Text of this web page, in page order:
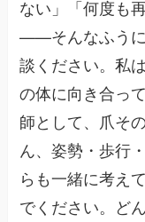
ない」「何度も
——そんなふうに
談ください。私
の体に向き合っ
師として、爪そ
ん、姿勢・歩行
らも一緒に考え
でください。ど